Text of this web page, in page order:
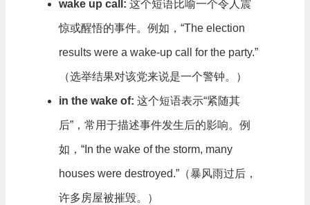
wake up call: 这个短语比喻一个令人震
惊或醒悟的事件。例如，“The election
results were a wake-up call for the party.”
（选举结果对该党来说是一个警钟。）
in the wake of: 这个短语表示“紧随其
后”，常用于描述事件发生后的影响。例
如，“In the wake of the storm, many
houses were destroyed.”（暴风雨过后，
许多房屋被摧毁。）